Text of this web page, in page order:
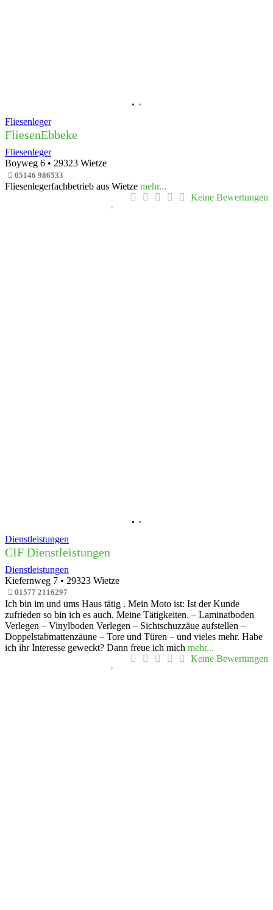
Fliesenleger
FliesenEbbeke
Fliesenleger
Boyweg 6 • 29323 Wietze
05146 986533
Fliesenlegerfachbetrieb aus Wietze mehr...
Keine Bewertungen
Dienstleistungen
CIF Dienstleistungen
Dienstleistungen
Kiefernweg 7 • 29323 Wietze
01577 2116297
Ich bin im und ums Haus tätig . Mein Moto ist: Ist der Kunde
zufrieden so bin ich es auch. Meine Tätigkeiten. – Laminatboden
Verlegen – Vinylboden Verlegen – Sichtschuzzäue aufstellen –
Doppelstabmattenzäune – Tore und Türen – und vieles mehr. Habe
ich ihr Interesse geweckt? Dann freue ich mich mehr...
Keine Bewertungen